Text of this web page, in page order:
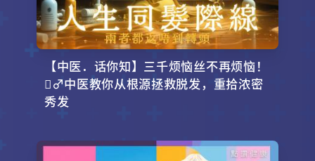
【中医．话你知】三千烦恼丝不再烦恼！
‍♂️中医教你从根源拯救脱发，重拾浓密
秀发